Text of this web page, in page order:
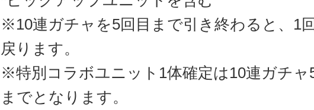
※10連ガチャを5回目まで引き終わると、1
戻ります。
※特別コラボユニット1体確定は10連ガチャ
までとなります。